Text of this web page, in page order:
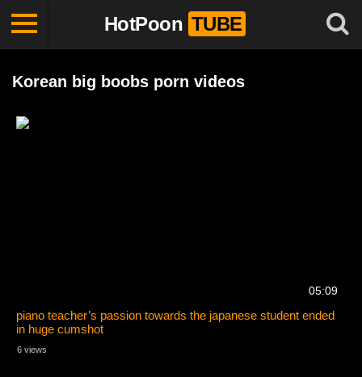
HotPoon TUBE
Korean big boobs porn videos
05:09
piano teacher’s passion towards the japanese student ended
in huge cumshot
6 views